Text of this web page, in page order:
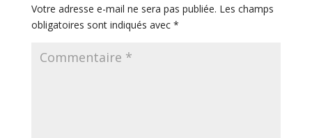
Votre adresse e-mail ne sera pas publiée. Les champs
obligatoires sont indiqués avec *